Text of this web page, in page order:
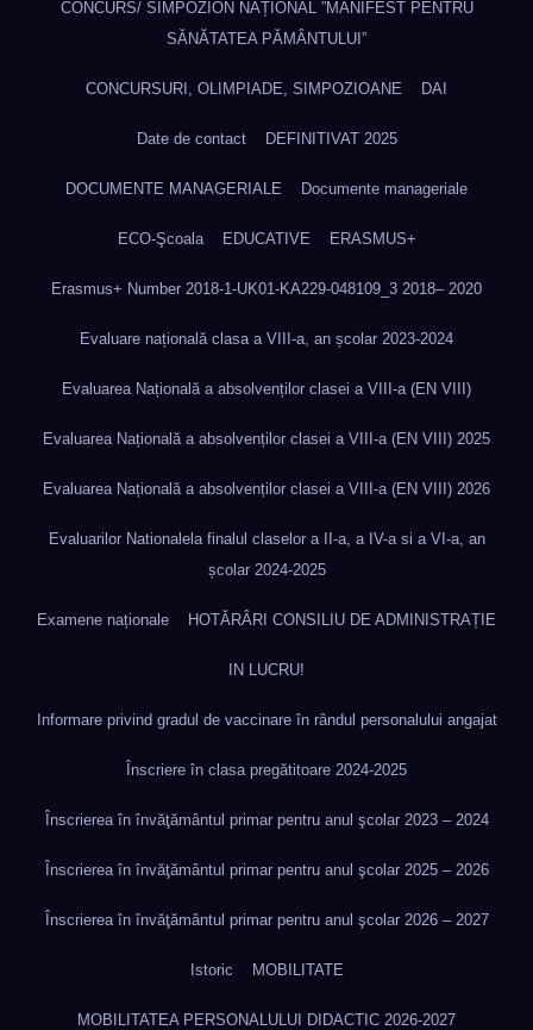
CONCURS/ SIMPOZION NAȚIONAL ”MANIFEST PENTRU
SĂNĂTATEA PĂMÂNTULUI”
CONCURSURI, OLIMPIADE, SIMPOZIOANE DAI
Date de contact DEFINITIVAT 2025
DOCUMENTE MANAGERIALE Documente manageriale
ECO-Şcoala EDUCATIVE ERASMUS+
Erasmus+ Number 2018-1-UK01-KA229-048109_3 2018– 2020
Evaluare națională clasa a VIII-a, an școlar 2023-2024
Evaluarea Națională a absolvenților clasei a VIII-a (EN VIII)
Evaluarea Națională a absolvenților clasei a VIII-a (EN VIII) 2025
Evaluarea Națională a absolvenților clasei a VIII-a (EN VIII) 2026
Evaluarilor Nationalela finalul claselor a II-a, a IV-a si a VI-a, an
școlar 2024-2025
Examene naționale HOTĂRÂRI CONSILIU DE ADMINISTRAȚIE
IN LUCRU!
Informare privind gradul de vaccinare în rândul personalului angajat
Înscriere în clasa pregătitoare 2024-2025
Înscrierea în învăţământul primar pentru anul şcolar 2023 – 2024
Înscrierea în învăţământul primar pentru anul şcolar 2025 – 2026
Înscrierea în învăţământul primar pentru anul şcolar 2026 – 2027
Istoric MOBILITATE
MOBILITATEA PERSONALULUI DIDACTIC 2026-2027